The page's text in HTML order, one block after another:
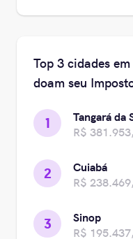
Top 3 cidades
doam seu
1
Tangará da
R$
2
Cuiabá
R$
3
Sinop
R$